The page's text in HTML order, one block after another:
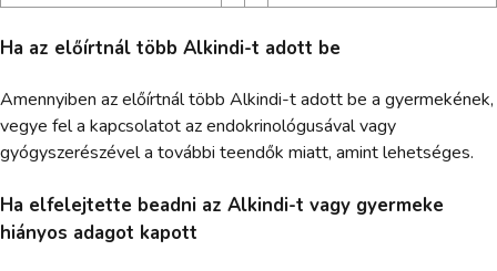
Ha az előírtnál több Alkindi-t adott be
Amennyiben az előírtnál több Alkindi-t adott be a gyermekének,
vegye fel a kapcsolatot az endokrinológusával vagy
gyógyszerészével a további teendők miatt, amint lehetséges.
Ha elfelejtette beadni az Alkindi-t vagy gyermeke
hiányos adagot kapott